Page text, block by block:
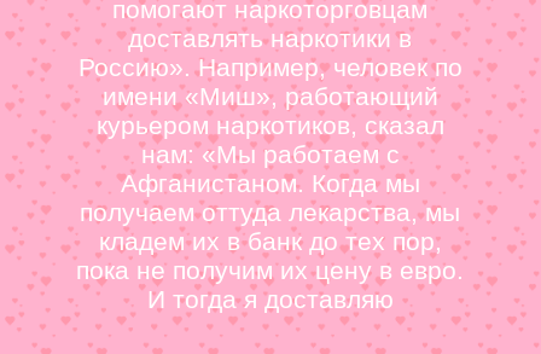
помогают наркоторговцам
доставлять наркотики в
Россию». Например, человек по
имени «Миш», работающий
курьером наркотиков, сказал
нам: «Мы работаем с
Афганистаном. Когда мы
получаем оттуда лекарства, мы
кладем их в банк до тех пор,
пока не получим их цену в евро.
И тогда я доставляю